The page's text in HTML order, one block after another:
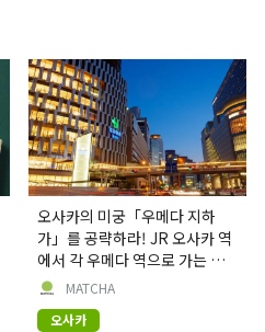
오사카의 미궁「우메다 지하
가」를 공략하라! JR 오사카 역
에서 각 우메다 역으로 가는 방
법
MATCHA
오사카